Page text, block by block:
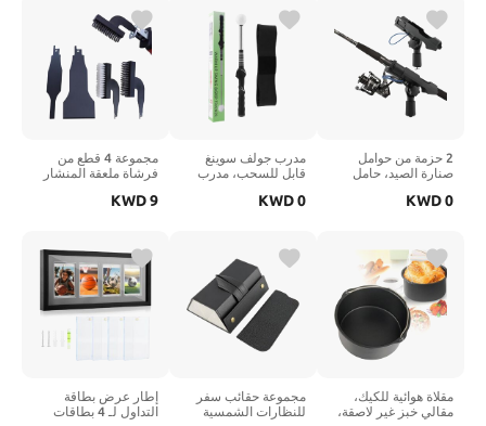
الساق من أجل ركلات
الورك
ملحقات السيارات
للمقصورة والشاحنات
وسيارات الدفع
الرباعي، المعطر غير
متضمن (اللون: أسود)
للزجاج الأمامي الخلفي
لسيارات الدفع الرباعي
والشاحنات والمركبات
الترفيهية والسيارات
(اللون: أسود)
2 حزمة من حوامل
صنارة الصيد، حامل
على السكة لقوارب
الكاياك والزورق وقارب
الصيد
KWD0
مدرب جولف سوينغ
قابل للسحب، مدرب
ذراع للاعبي الجولف
لتصحيح الإمساك،
تعليقات النقر وتوصيل
الذراع، داخلي وخارجي
KWD0
مجموعة 4 قطع من
فرشاة ملعقة المنشار
ومحولات أدوات التردد،
متعددة الوظائف من
الفولاذ الكربوني، طين
أرضي (اللون: أسود)
KWD9
مقلاة هوائية للكيك،
مقالي خبز غير لاصقة،
مجموعة حقائب سفر
للنظارات الشمسية
إطار عرض بطاقة
التداول لـ 4 بطاقات